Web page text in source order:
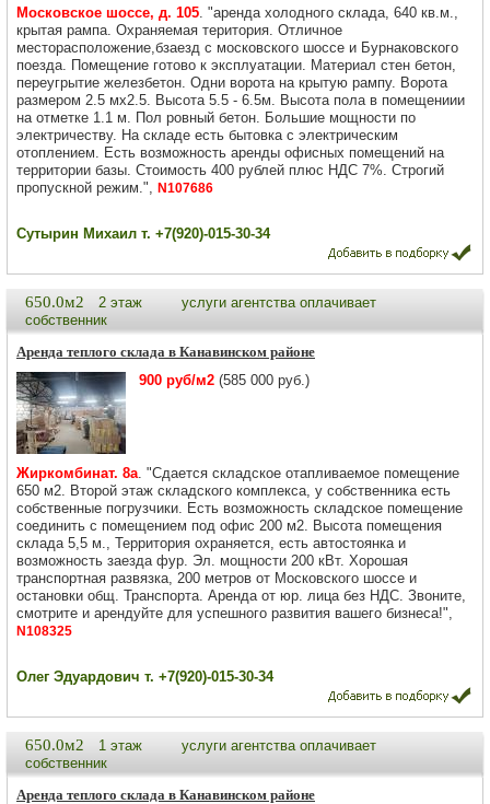
Московское шоссе, д. 105. "аренда холодного склада, 640 кв.м.,
крытая рампа. Охраняемая територия. Отличное
месторасположение,бзаезд с московского шоссе и Бурнаковского
поезда. Помещение готово к эксплуатации. Материал стен бетон,
переугрытие железбетон. Одни ворота на крытую рампу. Ворота
размером 2.5 мх2.5. Высота 5.5 - 6.5м. Высота пола в помещениии
на отметке 1.1 м. Пол ровный бетон. Большие мощности по
электричеству. На складе есть бытовка с электрическим
отоплением. Есть возможность аренды офисных помещений на
территории базы. Стоимость 400 рублей плюс НДС 7%. Строгий
пропускной режим.", N107686
Сутырин Михаил т. +7(920)-015-30-34
650.0м2 2 этаж
услуги агентства оплачивает
собственник
Аренда теплого склада в Канавинском районе
900 руб/м2 (585 000 руб.)
Жиркомбинат. 8а. "Сдается складское отапливаемое помещение
650 м2. Второй этаж складского комплекса, у собственника есть
собственные погрузчики. Есть возможность складское помещение
соединить с помещением под офис 200 м2. Высота помещения
склада 5,5 м., Территория охраняется, есть автостоянка и
возможность заезда фур. Эл. мощности 200 кВт. Хорошая
транспортная развязка, 200 метров от Московского шоссе и
остановки общ. Транспорта. Аренда от юр. лица без НДС. Звоните,
смотрите и арендуйте для успешного развития вашего бизнеса!",
N108325
Олег Эдуардович т. +7(920)-015-30-34
650.0м2 1 этаж
услуги агентства оплачивает
собственник
Аренда теплого склада в Канавинском районе